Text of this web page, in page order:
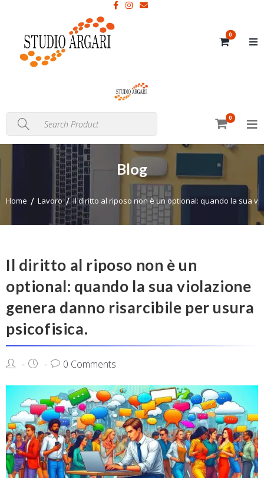
0
0
Blog
Home Lavoro Il diritto al riposo non è un optional: quando la sua
Il diritto al riposo non è un
optional: quando la sua violazione
genera danno risarcibile per usura
psicofisica.
0 Comments